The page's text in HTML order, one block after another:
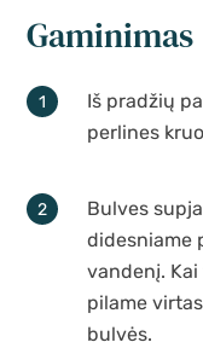
Gaminimas
Iš pradžių
perlines
Bulves
didesniame
vandenį.
pilame
bulvės.